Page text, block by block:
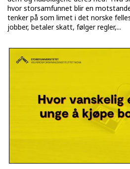
hvor storsamfunnet blir en
tenker på som limet i det norske
jobber, betaler skatt, følger regler,...